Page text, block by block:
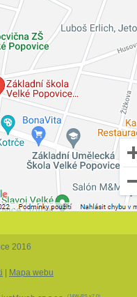
2016
Mapa webu